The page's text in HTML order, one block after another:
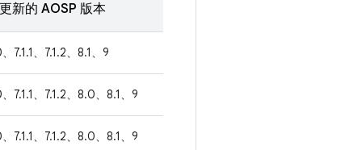
新的 AOSP 版本
7.1.1、7.1.2、8.1、9
7.1.1、7.1.2、8.0、8.1、9
7.1.1、7.1.2、8.0、8.1、9